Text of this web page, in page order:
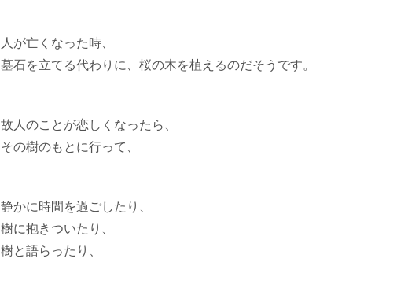
人が亡くなった時、
墓石を立てる代わりに、桜の木を植えるのだそうです。
故人のことが恋しくなったら、
その樹のもとに行って、
静かに時間を過ごしたり、
樹に抱きついたり、
樹と語らったり、